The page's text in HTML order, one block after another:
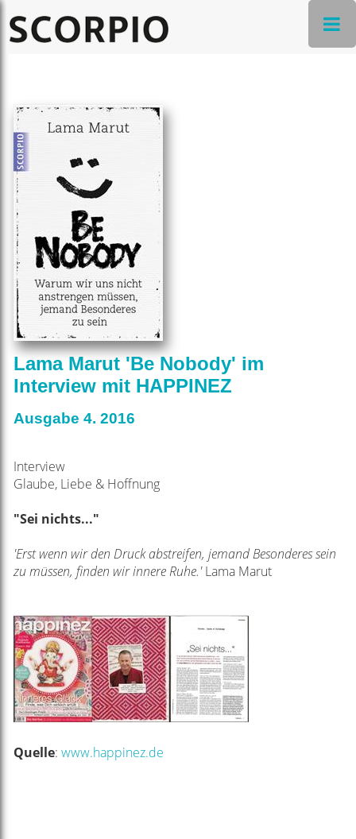
Lama Marut 'Be Nobody' im
Interview mit HAPPINEZ
Ausgabe 4. 2016
Interview
Glaube, Liebe & Hoffnung
"Sei nichts..."
'Erst wenn wir den Druck abstreifen, jemand Besonderes sein
zu müssen, finden wir innere Ruhe.'Lama Marut
Quelle: www.happinez.de